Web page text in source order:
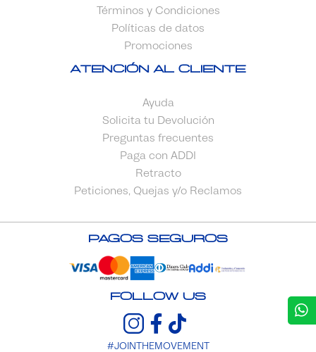
Términos y Condiciones
Políticas de datos
Promociones
Atención al cliente
Ayuda
Solicita tu Devolución
Preguntas frecuentes
Paga con ADDI
Retracto
Peticiones, Quejas y/o Reclamos
Pagos Seguros
FOLLOW US
#JOINTHEMOVEMENT